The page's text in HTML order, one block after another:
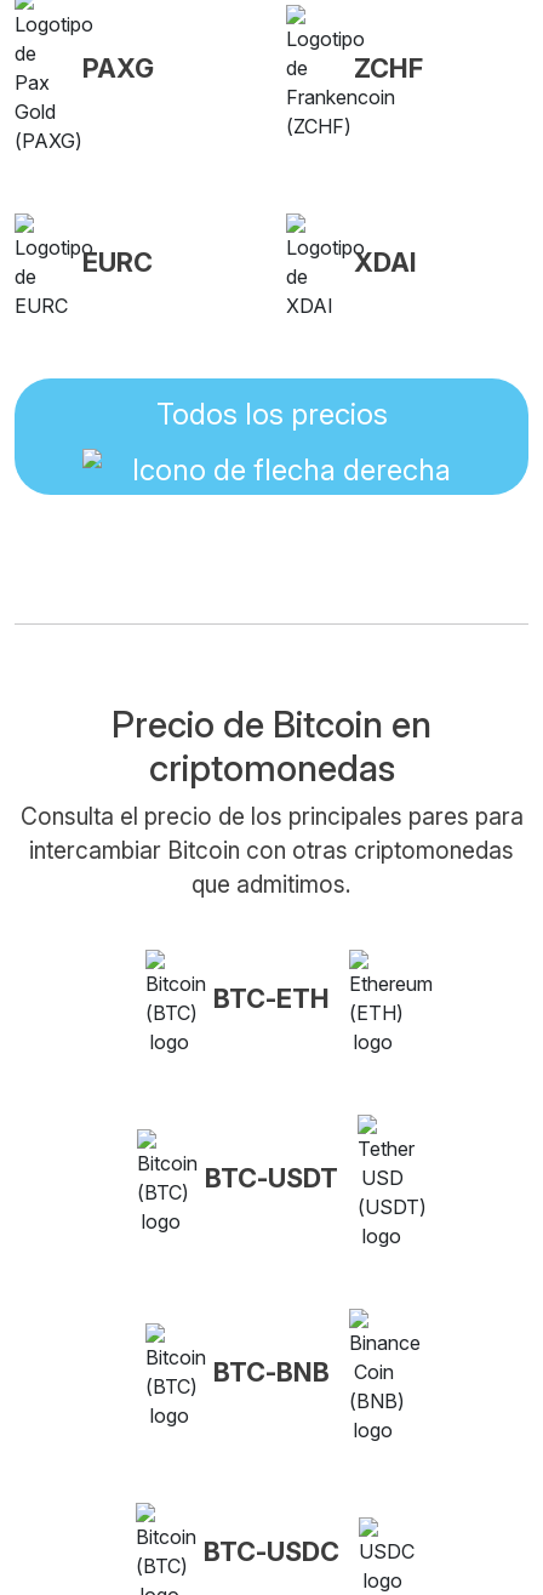
PAXG ZCHF
EURC XDAI
Todos los precios
Precio de Bitcoin en
criptomonedas
Consulta el precio de los principales pares para
intercambiar Bitcoin con otras criptomonedas
que admitimos.
BTC-ETH
BTC-USDT
BTC-BNB
BTC-USDC